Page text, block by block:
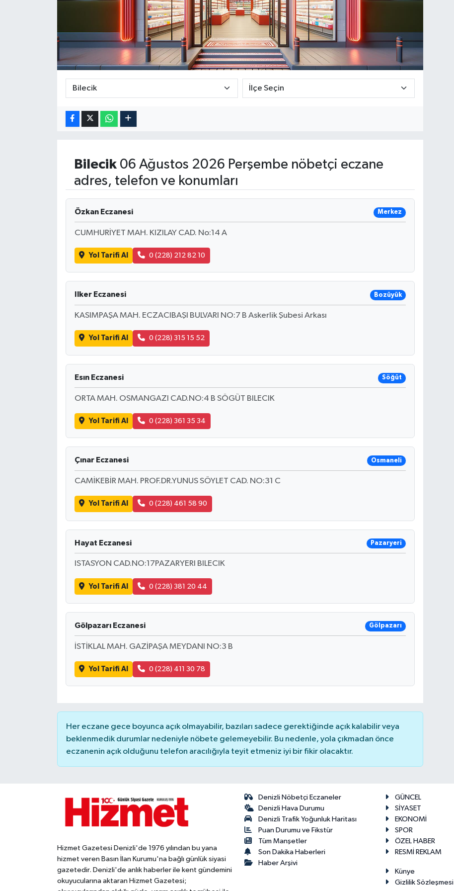
Bilecik06 Ağustos 2026 Perşembe nöbetçi eczane
adres, telefon ve konumları
Özkan Eczanesi Merkez
CUMHURİYET MAH. KIZILAY CAD. No:14 A
Yol Tarifi Al 0 (228) 212 82 10
Ilker Eczanesi Bozüyük
KASIMPAŞA MAH. ECZACIBAŞI BULVARI NO:7 B Askerlik Şubesi Arkası
Yol Tarifi Al 0 (228) 315 15 52
Esın Eczanesi Söğüt
ORTA MAH. OSMANGAZI CAD.NO:4 B SÖGÜT BILECIK
Yol Tarifi Al 0 (228) 361 35 34
Çınar Eczanesi Osmaneli
CAMİKEBİR MAH. PROF.DR.YUNUS SÖYLET CAD. NO:31 C
Yol Tarifi Al 0 (228) 461 58 90
Hayat Eczanesi Pazaryeri
ISTASYON CAD.NO:17PAZARYERI BILECIK
Yol Tarifi Al 0 (228) 381 20 44
Gölpazarı Eczanesi Gölpazarı
İSTİKLAL MAH. GAZİPAŞA MEYDANI NO:3 B
Yol Tarifi Al 0 (228) 411 30 78
Her eczane gece boyunca açık olmayabilir, bazıları sadece gerektiğinde açık kalabilir veya
beklenmedik durumlar nedeniyle nöbete gelemeyebilir. Bu nedenle, yola çıkmadan önce
eczanenin açık olduğunu telefon aracılığıyla teyit etmeniz iyi bir fikir olacaktır.
Hizmet Gazetesi Denizli'de 1976 yılından bu yana
hizmet veren Basın İlan Kurumu'na bağlı günlük siyasi
gazetedir. Denizli'de anlık haberler ile kent gündemini
okuyucularına aktaran Hizmet Gazetesi;
Denizli Nöbetçi Eczaneler
Denizli Hava Durumu
Denizli Trafik Yoğunluk Haritası
Puan Durumu ve Fikstür
Tüm Manşetler
Son Dakika Haberleri
Haber Arşivi
GÜNCEL
SİYASET
EKONOMİ
SPOR
ÖZEL HABER
RESMİ REKLAM
Künye
Gizlilik Sözleşmesi
RESMİ REKLAM